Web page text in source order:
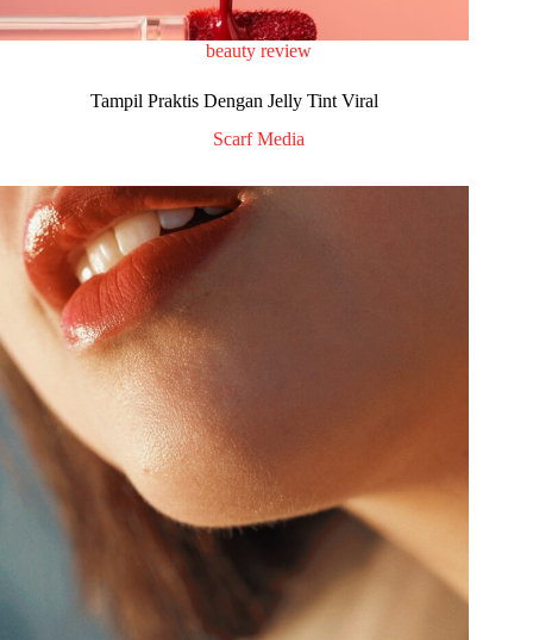
beauty review
Tampil Praktis Dengan Jelly Tint Viral
Scarf Media